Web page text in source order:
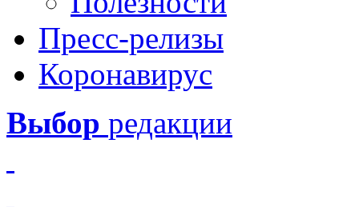
Пресс-релизы
Коронавирус
Выбор редакции